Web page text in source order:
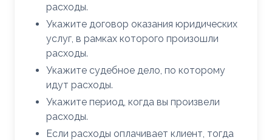
расходы.
Укажите договор оказания юридических
услуг, в рамках которого произошли
расходы.
Укажите судебное дело, по которому
идут расходы.
Укажите период, когда вы произвели
расходы.
Если расходы оплачивает клиент, тогда